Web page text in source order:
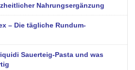
Nahrungsergänzung
– Die tägliche Rundum-
Sauerteig-Pasta und was